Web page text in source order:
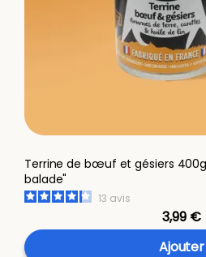
Terrine de bœuf et gésiers
balade"
13 avis
3,99 €
Ajouter